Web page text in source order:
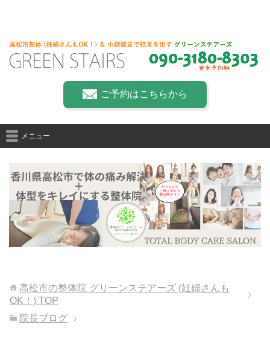
ご予約はこちらから
メニュー
高松市の整体院 グリーンステアーズ (妊婦さんも
OK！) TOP
院長ブログ